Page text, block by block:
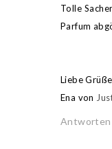
Tolle
Parfum
Liebe Grüße
Ena von
Antworten